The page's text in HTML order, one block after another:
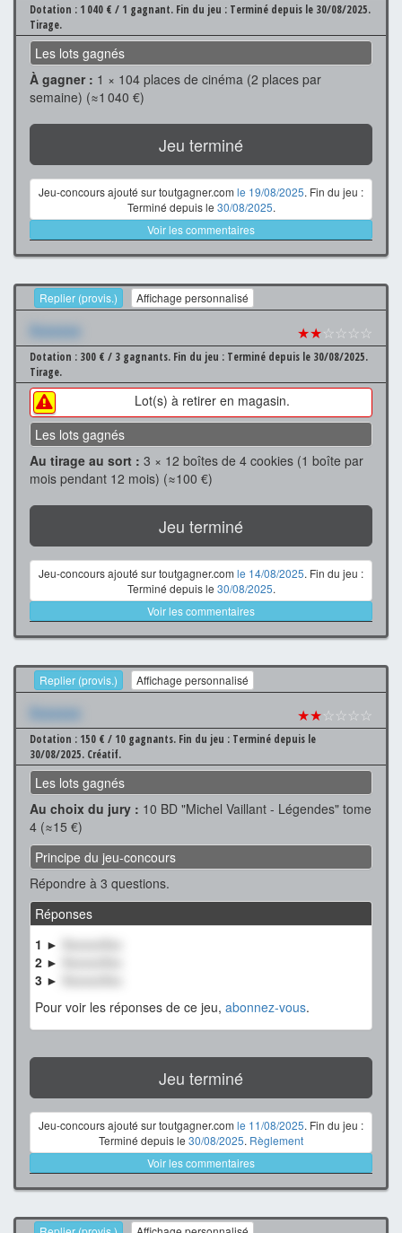
Dotation : 1 040 € / 1 gagnant. Fin du jeu : Terminé depuis le 30/08/2025.
Tirage.
Les lots gagnés
À gagner : 1 × 104 places de cinéma (2 places par
semaine) (≈1 040 €)
Jeu terminé
Jeu-concours ajouté sur toutgagner.com le 19/08/2025. Fin du jeu :
Terminé depuis le 30/08/2025.
Voir les commentaires
Replier (provis.) Affichage personnalisé
Xxxxxxx ★★☆☆☆☆
Dotation : 300 € / 3 gagnants. Fin du jeu : Terminé depuis le 30/08/2025.
Tirage.
Lot(s) à retirer en magasin.
Les lots gagnés
Au tirage au sort : 3 × 12 boîtes de 4 cookies (1 boîte par
mois pendant 12 mois) (≈100 €)
Jeu terminé
Jeu-concours ajouté sur toutgagner.com le 14/08/2025. Fin du jeu :
Terminé depuis le 30/08/2025.
Voir les commentaires
Replier (provis.) Affichage personnalisé
Xxxxxxx ★★☆☆☆☆
Dotation : 150 € / 10 gagnants. Fin du jeu : Terminé depuis le
30/08/2025. Créatif.
Les lots gagnés
Au choix du jury : 10 BD "Michel Vaillant - Légendes" tome
4 (≈15 €)
Principe du jeu-concours
Répondre à 3 questions.
Réponses
1 ►
XxxxxxXxx
2 ►
3 ►
Pour voir les réponses de ce jeu, abonnez-vous.
Jeu terminé
Jeu-concours ajouté sur toutgagner.com le 11/08/2025. Fin du jeu :
Terminé depuis le 30/08/2025. Règlement
Voir les commentaires